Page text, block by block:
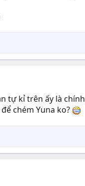
tự kỉ trên ấy là
chém Yuna ko?